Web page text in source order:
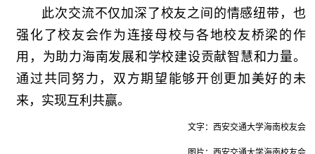
此次交流不仅加深了校友之间的情感纽带，也
强化了校友会作为连接母校与各地校友桥梁的作
用，为助力海南发展和学校建设贡献智慧和力量。
通过共同努力，双方期望能够开创更加美好的未
来，实现互利共赢。
文字：西安交通大学海南校友会